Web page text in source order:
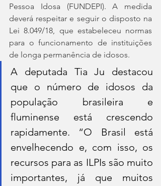
Pessoa Idosa (FUNDEPI). A medida
deverá respeitar e seguir o disposto na
Lei 8.049/18, que estabeleceu normas
para o funcionamento de instituições
de longa permanência de idosos.
A deputada Tia Ju destacou
que o número de idosos da
população brasileira e
fluminense está crescendo
rapidamente. “O Brasil está
envelhecendo e, com isso, os
recursos para as ILPIs são muito
importantes, já que muitos